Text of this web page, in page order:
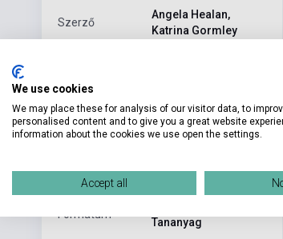
Szerző
Angela Healan,
Katrina Gormley
Kötés
Kiadó
CENGAGE
LEARNING(NATIONAL
Kiadási év
Formátum
Tananyag
We use cookies
We may place these for analysis of our visitor data, to
personalised content and to give you a great website
information about the cookies we use open the settings.
Accept all